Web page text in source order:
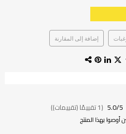
إضافة إلى المقارنة
5.0/5 (1 تقييمًا (تقييمات))